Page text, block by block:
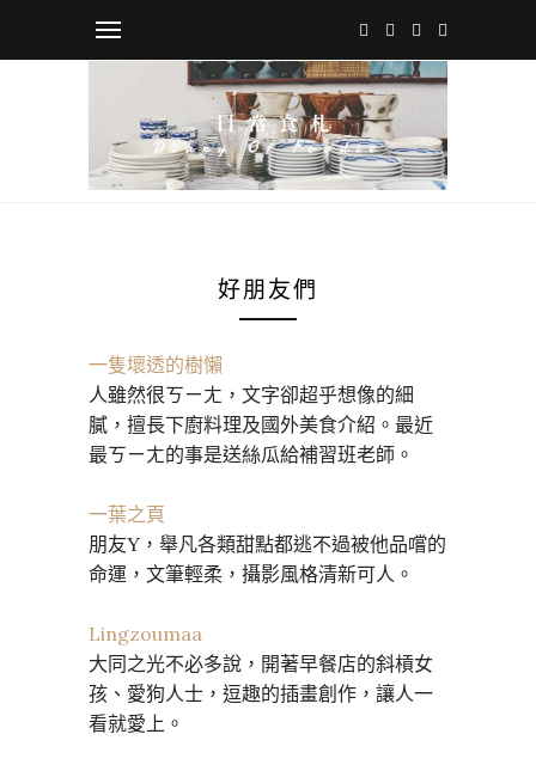
好朋友們
一隻壞透的樹懶
人雖然很ㄎㄧㄤ，文字卻超乎想像的細
膩，擅長下廚料理及國外美食介紹。最近
最ㄎㄧㄤ的事是送絲瓜給補習班老師。
一葉之頁
朋友Y，舉凡各類甜點都逃不過被他品嚐的
命運，文筆輕柔，攝影風格清新可人。
Lingzoumaa
大同之光不必多說，開著早餐店的斜槓女
孩、愛狗人士，逗趣的插畫創作，讓人一
看就愛上。